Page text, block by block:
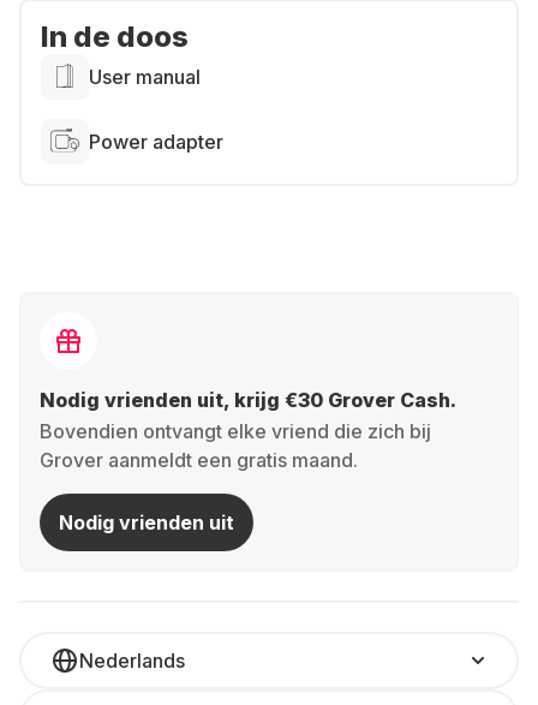
In de doos
User manual
Power adapter
Nodig vrienden uit, krijg €30 Grover Cash.
Bovendien ontvangt elke vriend die zich bij
Grover aanmeldt een gratis maand.
Nodig vrienden uit
Nederlands